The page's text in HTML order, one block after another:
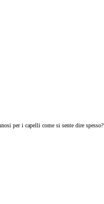
per i capelli come si sente dire spesso?